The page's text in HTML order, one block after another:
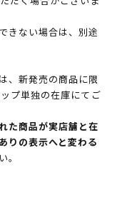
きない場合は、別途
、新発売の商品に限
プ単独の在庫にてご
た商品が実店舗と在
りの表示へと変わる
。